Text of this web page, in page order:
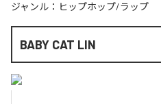
ジャンル： ヒップホップ/ラップ
BABY CAT LIN